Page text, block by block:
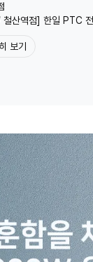
철산역점] 한일 PTC
보기